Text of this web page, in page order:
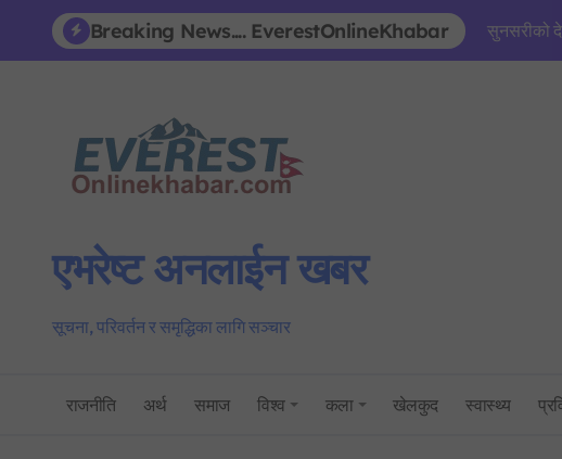
content
Breaking News.... EverestOnlineKhabar सुनसरीको
सांसद्
एभरेष्ट अनलाईन खबर
सूचना, परिवर्तन र समृद्धिका लागि सञ्चार
राजनीति अर्थ समाज विश्व कला खेलकुद स्वास्थ्य